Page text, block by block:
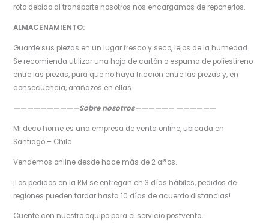
roto debido al transporte nosotros nos encargamos de reponerlos.
ALMACENAMIENTO:
Guarde sus piezas en un lugar fresco y seco, lejos de la humedad.
Se recomienda utilizar una hoja de cartón o espuma de poliestireno
entre las piezas, para que no haya fricción entre las piezas y, en
consecuencia, arañazos en ellas.
——————————Sobre nosotros—————— ——————
Mi deco home es una empresa de venta online, ubicada en
Santiago – Chile
Vendemos online desde hace más de 2 años.
¡Los pedidos en la RM se entregan en 3 días hábiles, pedidos de
regiones pueden tardar hasta 10 días de acuerdo distancias!
Cuente con nuestro equipo para el servicio postventa.